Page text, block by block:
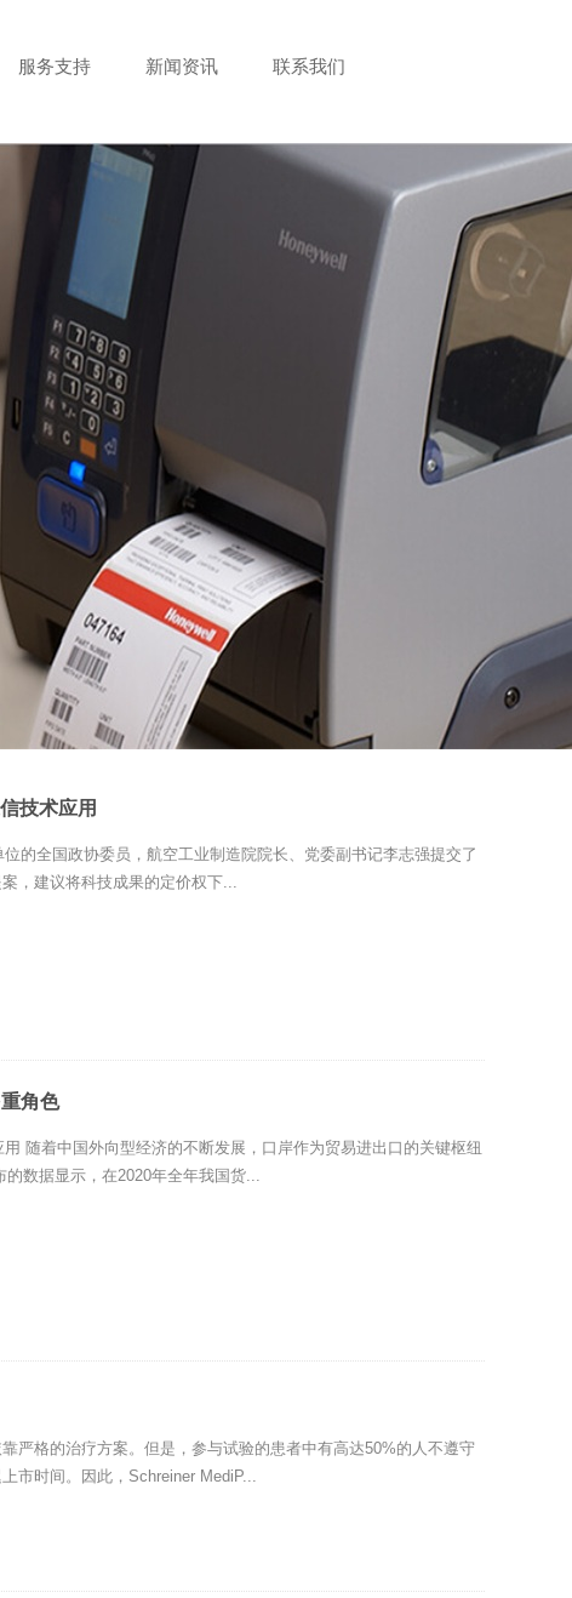
服务支持 新闻资讯 联系我们
技术应用
的全国政协委员，航空工业制造院院长、党委副书记李志强提交了
，建议将科技成果的定价权下...
角色
随着中国外向型经济的不断发展，口岸作为贸易进出口的关键枢纽
数据显示，在2020年全年我国货...
严格的治疗方案。但是，参与试验的患者中有高达50%的人不遵守
市时间。因此，Schreiner MediP...